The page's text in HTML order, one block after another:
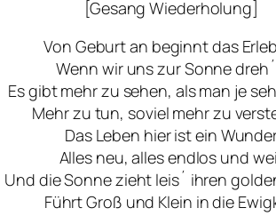
[Gesang Wiederholung]
Von Geburt an beginnt das
Wenn wir uns zur Sonne
Es gibt mehr zu sehen, als man je
Mehr zu tun, soviel mehr zu
Das Leben hier ist ein
Alles neu, alles endlos und
Und die Sonne zieht leis´ ihren
Führt Groß und Klein in die